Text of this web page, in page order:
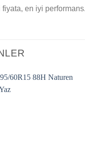
en iyi performans.